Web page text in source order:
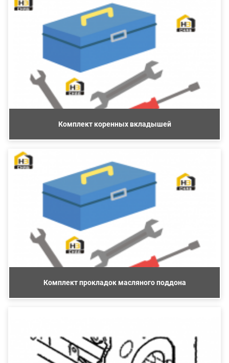
Комплект коренных вкладышей
Комплект прокладок масляного поддона